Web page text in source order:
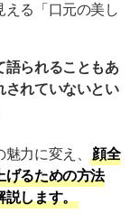
える「口元の美し
語られることもあ
されていないとい
力に変え、
顔全
げるための方法
します。